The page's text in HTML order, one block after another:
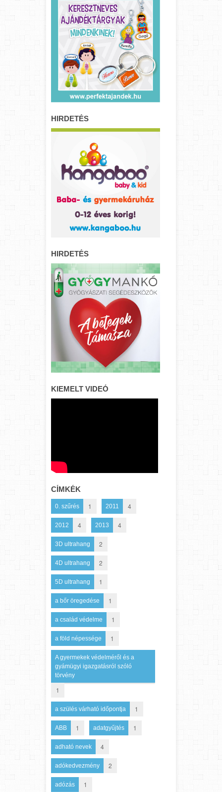
HIRDETÉS
HIRDETÉS
KIEMELT VIDEÓ
CÍMKÉK
0. szűrés 1 2011 4
2012 4 2013 4
3D ultrahang 2
4D ultrahang 2
5D ultrahang 1
a bőr öregedése 1
a család védelme 1
a föld népessége 1
A gyermekek védelméről és a
gyámügyi igazgatásról szóló
törvény
1
a szülés várható időpontja 1
ABB 1 adatgyűjtés 1
adható nevek 4
adókedvezmény 2
adózás 1